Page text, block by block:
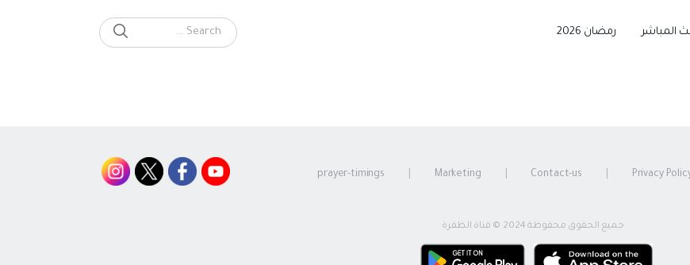
المباشر رمضان 2026
Search for:
SEARCH
Privacy
Contact-us
Marketing
prayer-timings
جميع الحقوق محفوظة 2024 © قناة الظفرة